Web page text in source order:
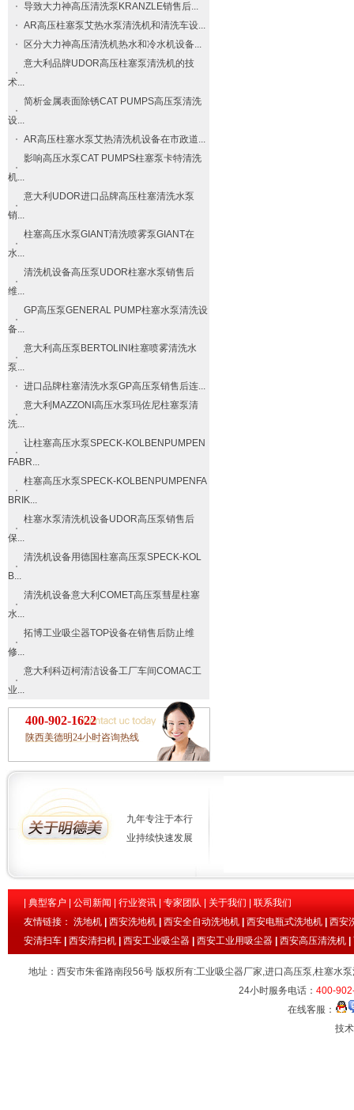
导致大力神高压清洗泵​KRANZLE​销售后...
AR高压柱塞泵艾热水泵清洗机和清洗车设...
区分大力神高压清洗机热水和冷水机设备...
意大利品牌UDOR高压柱塞泵清洗机的技
术...
简析金属表面除锈CAT PUMPS高压泵清洗
设...
AR高压柱塞水泵艾热清洗机设备在市政道...
影响高压水泵CAT PUMPS柱塞泵卡特清洗
机...
意大利UDOR进口品牌高压柱塞清洗水泵
销...
柱塞高压水泵GIANT清洗喷雾泵GIANT在
水...
清洗机设备高压泵UDOR柱塞水泵销售后
维...
GP高压泵GENERAL PUMP柱塞水泵清洗设
备...
意大利高压泵BERTOLINI柱塞喷雾清洗水
泵...
进口品牌柱塞清洗水泵GP高压泵销售后连...
意大利MAZZONI高压水泵玛佐尼柱塞泵清
洗...
让柱塞高压水泵SPECK-KOLBENPUMPEN
FABR...
柱塞高压水泵SPECK-KOLBENPUMPENFA
BRIK...
柱塞水泵清洗机设备UDOR高压泵销售后
保...
清洗机设备用德国柱塞高压泵SPECK-KOL
B...
清洗机设备意大利COMET高压泵彗星柱塞
水...
拓博工业吸尘器TOP设备在销售后防止维
修...
意大利科迈柯清洁设备工厂车间COMAC工
业...
400-902-1622
陕西美德明24小时咨询热线
九年专注于本行
业持续快速发展
典型客户 公司新闻 行业资讯 专家团队 关于我们
联系我们
友情链接： 洗地机 西安洗地机 西安全自动洗地机 西安电瓶式洗地机
西安
安清扫车
西安清扫机 西安工业吸尘器 西安工业用吸尘器 西安高压清洗机
地址：西安市朱雀路南段56号 版权所有:工业吸尘器厂家,进口高压泵,柱塞水
24小时服务电话： 400-
在线客服：
技